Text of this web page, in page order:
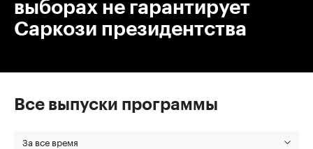
выборах не гарантирует
Саркози президентства
Все выпуски программы
За все время